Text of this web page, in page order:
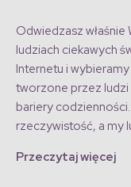
Odwiedzasz
ludziach ciekawych
Internetu i
tworzone przez ludzi
bariery
rzeczywistość, a my
Przeczytaj więcej